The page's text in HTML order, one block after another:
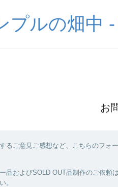
プルの畑中
お
るご意見ご感想など、こちらのフォ
品およびSOLD OUT品制作のご依頼は
。